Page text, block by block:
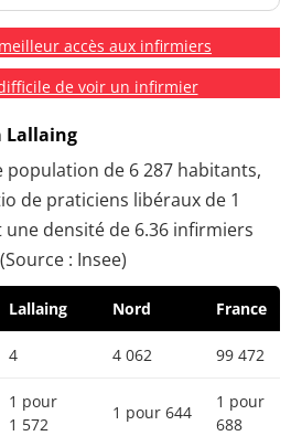
accès aux infirmiers
de voir un infirmier
Lallaing
population de 6 287 habitants,
de praticiens libéraux de 1
densité de 6.36 infirmiers
: Insee)
Lallaing Nord France
4 4 062 99 472
1 pour
1 572
1 pour 644
1 pour
688